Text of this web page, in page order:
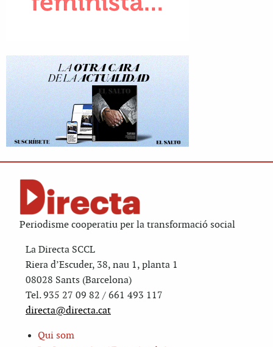
Periodisme cooperatiu per la transformació social
La Directa SCCL
Riera d’Escuder, 38, nau 1, planta 1
08028 Sants (Barcelona)
Tel. 935 27 09 82 / 661 493 117
directa@directa.cat
Qui som